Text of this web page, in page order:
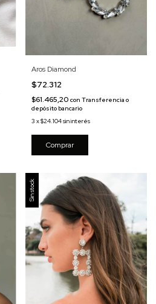
Aros Diamond
$72.312
$61.465,20 con Transferencia o
depósito bancario
3 x$24.104sin interés
Sin stock